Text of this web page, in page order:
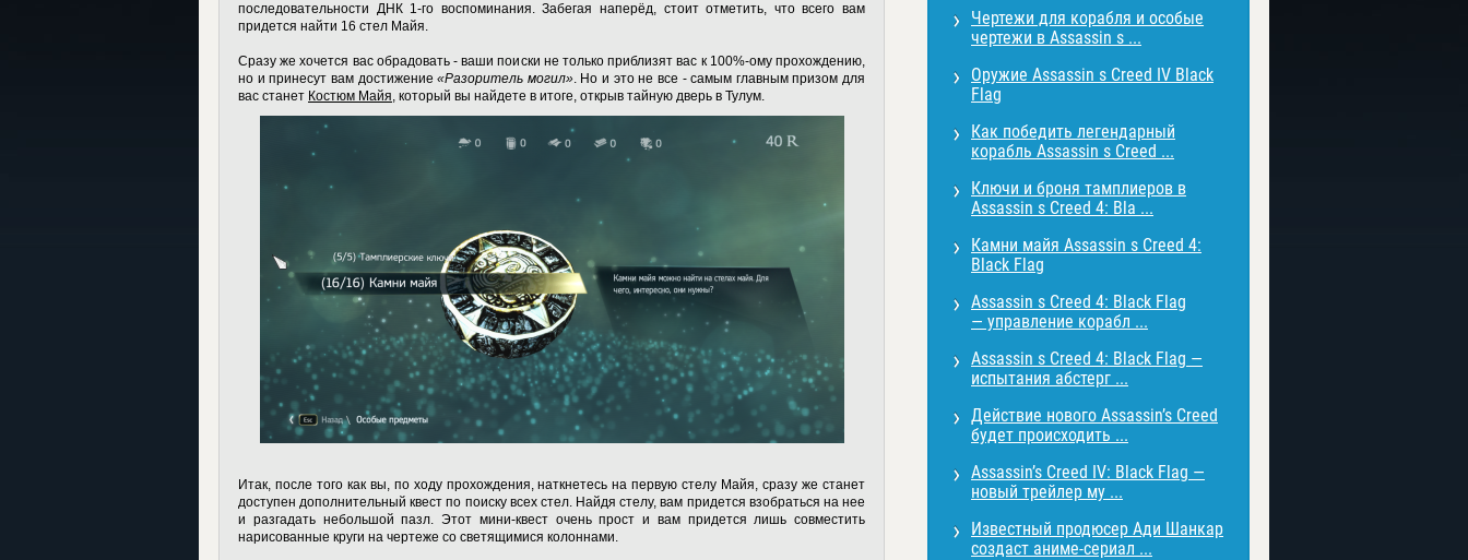
последовательности ДНК 1-го воспоминания. Забегая наперёд, стоит отметить, что всего вам
придется найти 16 стел Майя.
Сразу же хочется вас обрадовать - ваши поиски не только приблизят вас к 100%-ому прохождению,
но и принесут вам достижение«Разоритель могил». Но и это не все - самым главным призом для
вас станет Костюм Майя, который вы найдете в итоге, открыв тайную дверь в Тулум.
Итак, после того как вы, по ходу прохождения, наткнетесь на первую стелу Майя, сразу же станет
доступен дополнительный квест по поиску всех стел. Найдя стелу, вам придется взобраться на нее
и разгадать небольшой пазл. Этот мини-квест очень прост и вам придется лишь совместить
нарисованные круги на чертеже со светящимися колоннами.
Чертежи для корабля и особые
чертежи в Assassin s ...
Оружие Assassin s Creed IV Black
Flag
Как победить легендарный
корабль Assassin s Creed ...
Ключи и броня тамплиеров в
Assassin s Creed 4: Bla ...
Камни майя Assassin s Creed 4:
Black Flag
Assassin s Creed 4: Black Flag
— управление корабл ...
Assassin s Creed 4: Black Flag —
испытания абстерг ...
Действие нового Assassin’s Creed
будет происходить ...
Assassin’s Creed IV: Black Flag —
новый трейлер му ...
Известный продюсер Ади Шанкар
создаст аниме-сериал ...